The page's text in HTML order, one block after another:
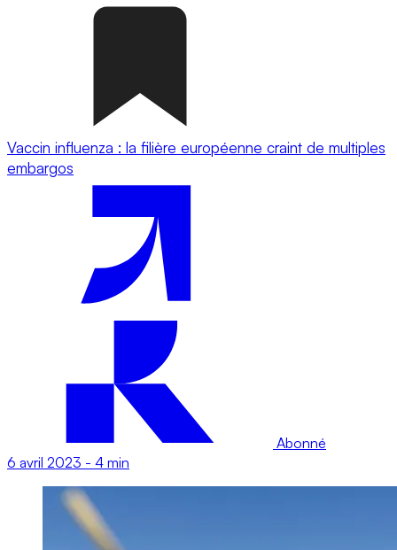
Vaccin influenza : la filière européenne craint de multiples
embargos
Abonné
6 avril 2023 - 4 min